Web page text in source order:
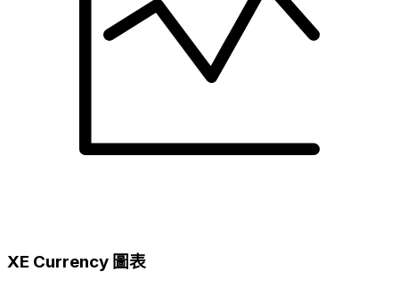
XE Currency 圖表